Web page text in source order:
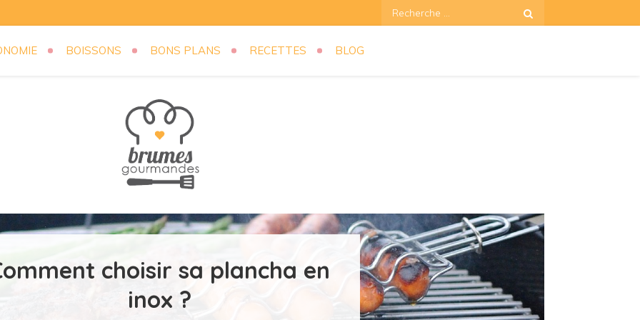
Recherche:
BOISSONS BONS PLANS RECETTES BLOG
choisir sa plancha en
inox ?